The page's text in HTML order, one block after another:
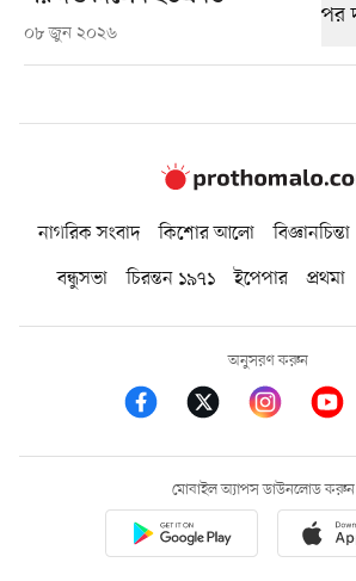
০৮ জুন ২০২৬
নাগরিক সংবাদ কিশোর আলো বিজ্ঞানচিন্তা
বন্ধুসভা
চিরন্তন ১৯৭১ ইপেপার প্রথমা
অনুসরণ করুন
মোবাইল অ্যাপস ডাউনলোড করুন